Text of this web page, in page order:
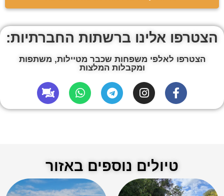
הצטרפו אלינו ברשתות החברתיות:
הצטרפו לאלפי משפחות שכבר מטיילות, משתפות
ומקבלות המלצות
טיולים נוספים באזור